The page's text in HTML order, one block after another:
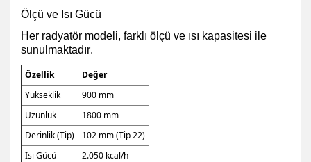
Ölçü ve Isı Gücü
Her radyatör modeli, farklı ölçü ve ısı kapasitesi ile
sunulmaktadır.
Özellik
Değer
Yükseklik
900 mm
Uzunluk
1800 mm
Derinlik (Tip)
102 mm (Tip 22)
Isı Gücü
2.050 kcal/h